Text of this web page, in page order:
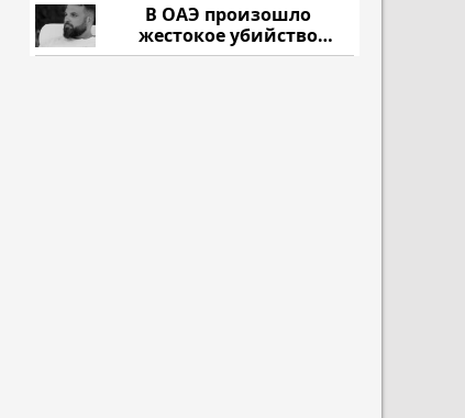
В ОАЭ произошло
жестокое убийство
криптомиллионера